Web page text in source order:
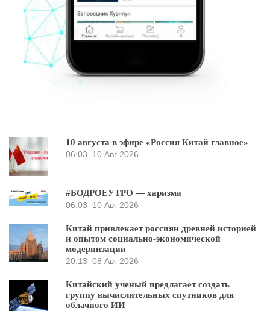
10 августа в эфире «Россия Китай главное»
06:03
10 Авг 2026
#БОДРОЕУТРО — харизма
06:03
10 Авг 2026
Китай привлекает россиян древней историей
и опытом социально-экономической
модернизации
20:13 08 Авг 2026
Китайский ученый предлагает создать
группу вычислительных спутников для
облачного ИИ